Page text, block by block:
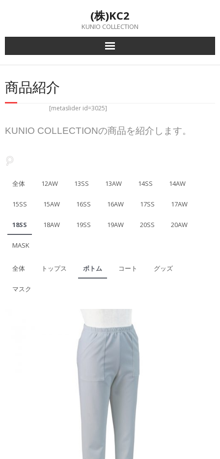
(株)KC2
KUNIO COLLECTION
商品紹介
[metaslider id=3025]
KUNIO COLLECTIONの商品を紹介します。
全体 12AW 13SS 13AW 14SS 14AW
15SS 15AW 16SS 16AW 17SS 17AW
18SS 18AW 19SS 19AW 20SS 20AW
MASK
全体 トップス ボトム コート グッズ
マスク